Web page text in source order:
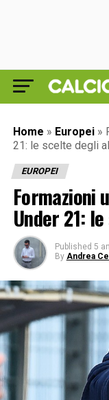
Home » Europei »
21: le scelte degli
EUROPEI
Formazioni
Under 21:
Published 5
By Andrea